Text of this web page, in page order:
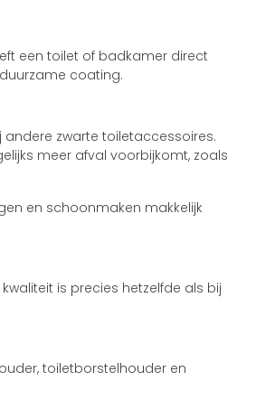
een toilet of badkamer direct
coating.
zwarte toiletaccessoires.
meer afval voorbijkomt, zoals
en schoonmaken makkelijk
is precies hetzelfde als bij
toiletborstelhouder en